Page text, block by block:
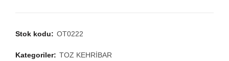
Stok kodu: OT0222
Kategoriler: TOZ KEHRİBAR